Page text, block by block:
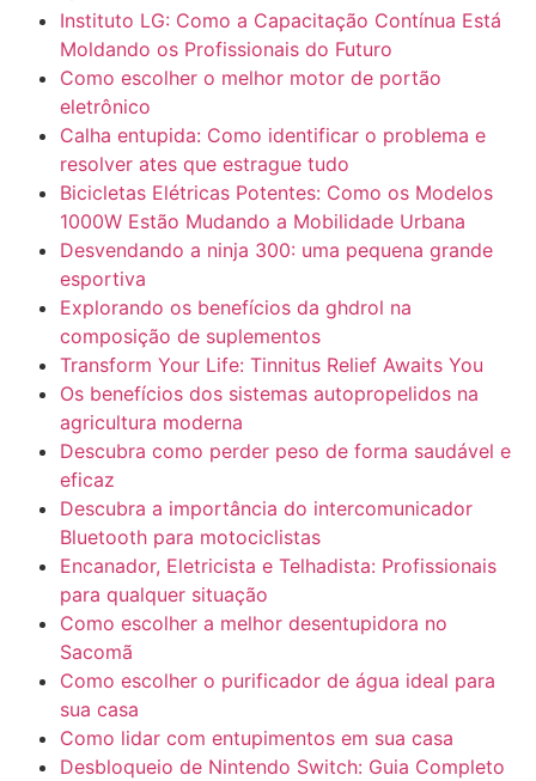
Instituto LG: Como a Capacitação Contínua Está
Moldando os Profissionais do Futuro
Como escolher o melhor motor de portão
eletrônico
Calha entupida: Como identificar o problema e
resolver ates que estrague tudo
Bicicletas Elétricas Potentes: Como os Modelos
1000W Estão Mudando a Mobilidade Urbana
Desvendando a ninja 300: uma pequena grande
esportiva
Explorando os benefícios da ghdrol na
composição de suplementos
Transform Your Life: Tinnitus Relief Awaits You
Os benefícios dos sistemas autopropelidos na
agricultura moderna
Descubra como perder peso de forma saudável e
eficaz
Descubra a importância do intercomunicador
Bluetooth para motociclistas
Encanador, Eletricista e Telhadista: Profissionais
para qualquer situação
Como escolher a melhor desentupidora no
Sacomã
Como escolher o purificador de água ideal para
sua casa
Como lidar com entupimentos em sua casa
Desbloqueio de Nintendo Switch: Guia Completo